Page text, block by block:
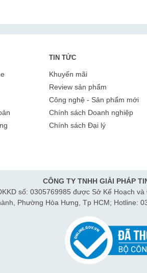
TIN TỨC
Khuyến mãi
Review sản phẩm
Công nghệ - Sản phẩm mới
Chính sách Doanh nghiệp
Chính sách Đại lý
CÔNG TY TNHH GIẢI PHÁP
số: 0305769985 được Sở Kế Hoạch
Phường Hòa Hưng, Tp HCM; Hotline: